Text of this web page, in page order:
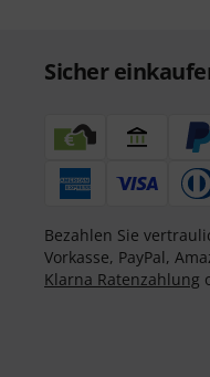
Sicher
Bezahlen Sie
Vorkasse, PayPal,
Klarna Ratenzahlung